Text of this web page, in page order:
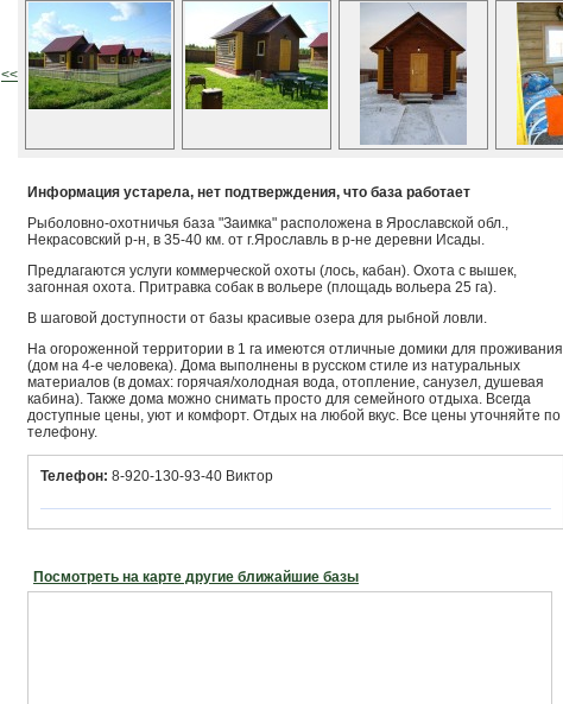
<<
Информация устарела, нет подтверждения, что база работает
Рыболовно-охотничья база "Заимка" расположена в Ярославской обл.,
Некрасовский р-н, в 35-40 км. от г.Ярославль в р-не деревни Исады.
Предлагаются услуги коммерческой охоты (лось, кабан). Охота с вышек,
загонная охота. Притравка собак в вольере (площадь вольера 25 га).
В шаговой доступности от базы красивые озера для рыбной ловли.
На огороженной территории в 1 га имеются отличные домики для проживания
(дом на 4-е человека). Дома выполнены в русском стиле из натуральных
материалов (в домах: горячая/холодная вода, отопление, санузел, душевая
кабина). Также дома можно снимать просто для семейного отдыха. Всегда
доступные цены, уют и комфорт. Отдых на любой вкус. Все цены уточняйте по
телефону.
Телефон: 8-920-130-93-40 Виктор
Посмотреть на карте другие ближайшие базы